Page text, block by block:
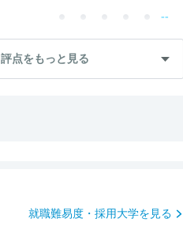
評点をもっと見る
--
--
就職難易度・採用大学を見る